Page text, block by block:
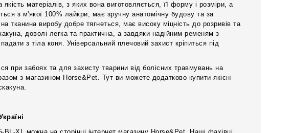
матеріалів, з яких вона виготовляється, її форму і розміри, а
з м'якої 100% лайкри, має зручну анатомічну будову та за
тканина виробу добре тягнеться, має високу міцність до розривів та
доволі легка та практична, а завдяки надійним ременям з
з тіла коня. Універсальний плечовий захист кріпиться під
при забоях та для захисту тварини від болісних травмувань на
з магазином Horse&Pet. Тут ви можете додатково купити якісні